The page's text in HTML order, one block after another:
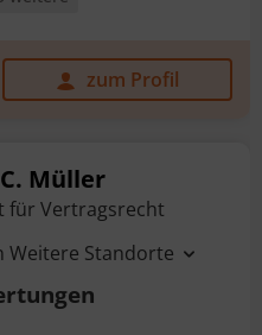
zum Profil
Müller
für Vertragsrecht
Weitere Standorte